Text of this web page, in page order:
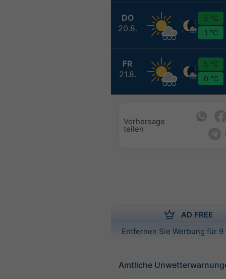
DO
20.8.
5 °C
1 °C
FR
21.8.
5 °C
0 °C
Vorhersage
teilen
AD FREE
Entfernen Sie Werbung für
Amtliche